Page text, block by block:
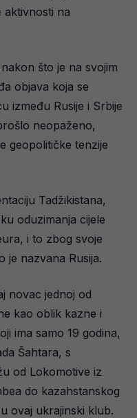
aktivnosti na
što je na svojim
objava koja se
između Rusije i Srbije
neopaženo,
geopolitičke tenzije
Tadžikistana,
oduzimanja cijele
i to zbog svoje
je nazvana Rusija.
novac jednoj od
kao oblik kazne i
ima samo 19 godina,
Šahtara, s
od Lokomotive iz
do kazahstanskog
ovaj ukrajinski klub.